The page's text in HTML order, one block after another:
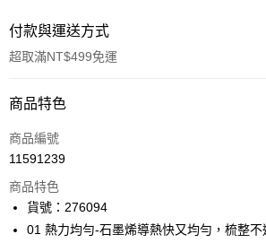
付款與運送方式
超取滿NT$499免運
付款方式
icash Pay
超商取貨付款
LINE Pay
商品特色
商品編號
11591239
商品特色
貨號：276094
01 熱力均勻-石墨烯導熱快又均勻，梳整